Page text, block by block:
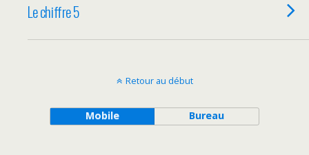
Le chiffre 5
Retour au début
Mobile Bureau